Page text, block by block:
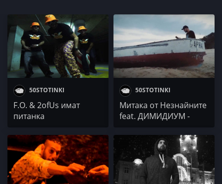
50STOTINKI
F.O. & 2ofUs имат
питанка
50STOTINKI
Митака от Незнайните
feat. ДИМИДИУМ -